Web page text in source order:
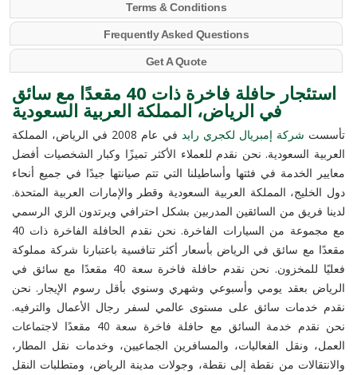
Terms & Conditions
Frequently Asked Questions
Get A Quote
استئجار حافلة فاخرة ذات 40 مقعدًا مع سائق
في الرياض، المملكة العربية السعودية
تأسست شركة إمبريال لكجري رايد
في عام 2008 في الرياض، المملكة
العربية السعودية. نحن نقدم للعملاء الأكثر تميزًا وكبار الشخصيات أفضل
معايير الخدمة في فئتها وأساطيلنا التي تتم صيانتها جيدًا في جميع أنحاء
دول الخليج، المملكة العربية السعودية وقطر والإمارات العربية المتحدة.
لدينا فريق من السائقين المدربين بشكل احترافي ويرتدون الزي الرسمي
مع مجموعة من السيارات الفاخرة. نحن نقدم الحافلة الفاخرة ذات 40
مقعدًا مع سائق في الرياض بأسعار أكثر تنافسية باعتبارنا شركة مملوكة
فعليًا للمخزون. نحن نقدم حافلة فاخرة سعة 40 مقعدًا مع سائق في
الرياض بعقد يومي وأسبوعي وشهري وسنوي بأقل رسوم الإيجار. نحن
نقدم خدمات سائق على مستوى عالمي لسفر رجال الأعمال والترفيه.
نحن نقدم خدمة السائق مع حافلة فاخرة سعة 40 مقعدًا لاجتماعات
العمل، ونقل الفعاليات، والمسافرين الجماعيين، وخدمات نقل المطار،
والانتقالات من نقطة إلى نقطة، وجولات مدينة الرياض، ومتطلبات النقل